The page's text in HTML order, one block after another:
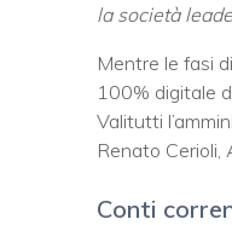
la società
Mentre le fasi
100% digitale
Valitutti
Renato Cerioli,
Conti